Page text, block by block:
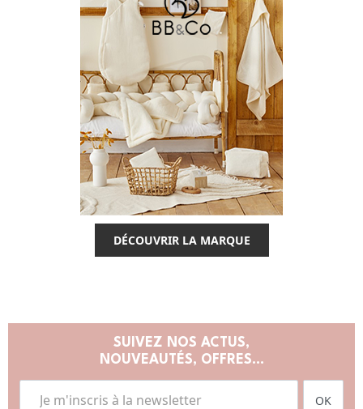
DÉCOUVRIR LA MARQUE
SUIVEZ NOS ACTUS,
NOUVEAUTÉS, OFFRES...
OK